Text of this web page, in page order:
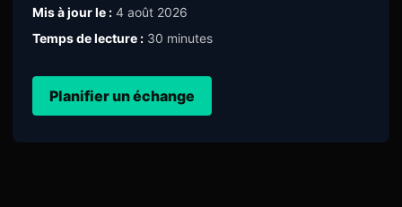
Mis à jour le : 4 août 2026
Temps de lecture : 30 minutes
Planifier un échange